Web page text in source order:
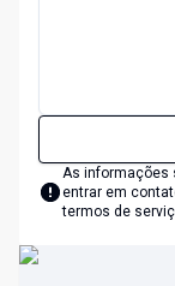
As informações
entrar em
termos de